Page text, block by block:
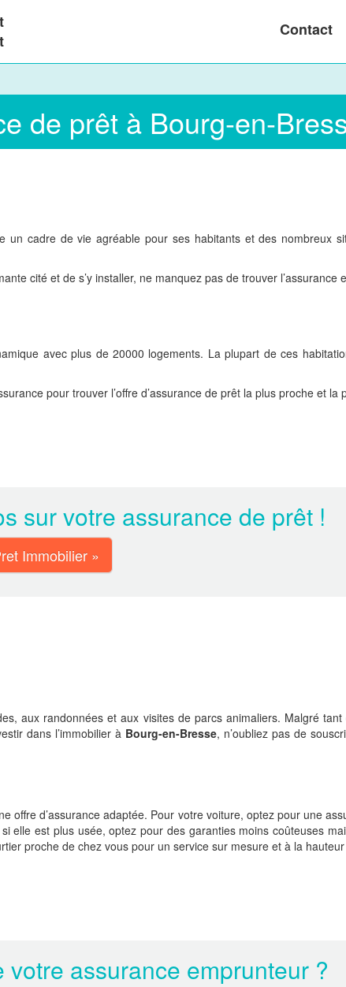
Contact
de prêt à Bourg-en-
un cadre de vie agréable pour ses habitants et des nombreux
cité et de s’y installer, ne manquez pas de trouver
avec plus de 20000 logements. La plupart de ces
pour trouver l’offre d’assurance de prêt la plus proche et la
sur votre assurance de prêt !
Immobilier »
aux randonnées et aux visites de parcs animaliers. Malgré
dans l’immobilier à Bourg-en-Bresse, n’oubliez pas de
offre d’assurance adaptée. Pour votre voiture, optez pour une
est plus usée, optez pour des garanties moins coûteuses
proche de chez vous pour un service sur mesure et à la
assurance emprunteur ?